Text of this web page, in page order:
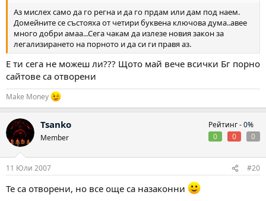
Аз мислех само да го регна и да го прдам или дам под наем.
Домейните се състояха от четири буквена ключова дума..авее
много добри амаа...Сега чакам да излезе новия закон за
легализирането на порното и да си ги правя аз.
Е ти сега не можеш ли??? Щото май вече всички Бг порно
сайтове са отворени
Make Money
Tsanko
Member
Рейтинг -0%
0
0 0
11 Юли 2007 #20
Те са отворени, но все още са назаконни